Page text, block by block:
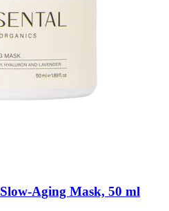
Slow-​Aging Mask, 50 ml